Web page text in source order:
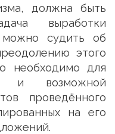
должна быть
выработки
судить об
этого
необходимо для
и возможной
проведённого
на его